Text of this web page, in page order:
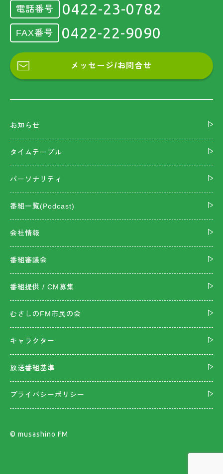
電話番号 0422-23-0782
FAX番号 0422-22-9090
メッセージ/お問合せ
お知らせ
タイムテーブル
パーソナリティ
番組一覧(Podcast)
会社情報
番組審議会
番組提供 / CM募集
むさしのFM市民の会
キャラクター
放送番組基準
プライバシーポリシー
©︎ musashino FM